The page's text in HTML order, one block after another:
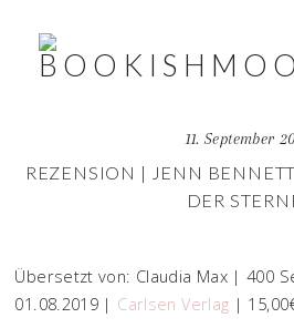
11. September
REZENSION | JENN
DER
Übersetzt von: Claudia Max | 400
01.08.2019 | Carlsen Verlag |